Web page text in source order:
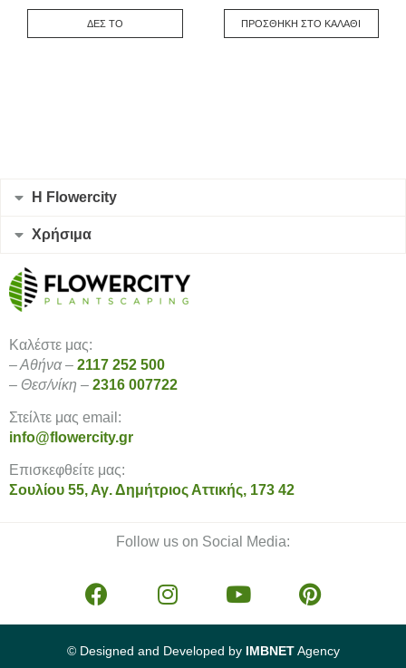
ΔΕΣ ΤΟ ΠΡΟΣΘΗΚΗ ΣΤΟ ΚΑΛΑΘΙ
Η Flowercity
Χρήσιμα
Καλέστε μας:
– Αθήνα – 2117 252 500
– Θεσ/νίκη – 2316 007722
Στείλτε μας email:
info@flowercity.gr
Επισκεφθείτε μας:
Σουλίου 55, Αγ. Δημήτριος Αττικής, 173 42
Follow us on Social Media:
© Designed and Developed by IMBNETAgency